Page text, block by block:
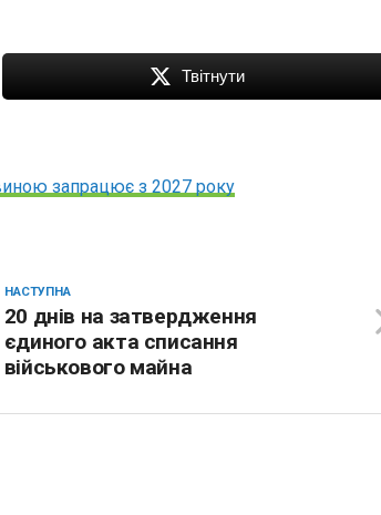
Твітнути
запрацює з 2027 року
НАСТУПНА
20 днів на затвердження
єдиного акта списання
військового майна